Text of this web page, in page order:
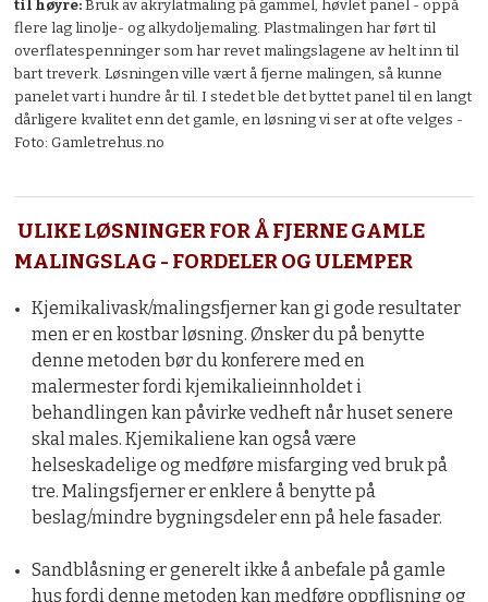
til høyre:Bruk av akrylatmaling på gammel, høvlet panel - oppå
flere lag linolje- og alkydoljemaling. Plastmalingen har ført til
overflatespenninger som har revet malingslagene av helt inn til
bart treverk. Løsningen ville vært å fjerne malingen, så kunne
panelet vart i hundre år til. I stedet ble det byttet panel til en langt
dårligere kvalitet enn det gamle, en løsning vi ser at ofte velges -
Foto: Gamletrehus.no
ULIKE LØSNINGER FOR Å FJERNE GAMLE
MALINGSLAG - FORDELER OG ULEMPER
Kjemikalivask/malingsfjerner kan gi gode resultater
men er en kostbar løsning. Ønsker du på benytte
denne metoden bør du konferere med en
malermester fordi kjemikalieinnholdet i
behandlingen kan påvirke vedheft når huset senere
skal males. Kjemikaliene kan også være
helseskadelige og medføre misfarging ved bruk på
tre. Malingsfjerner er enklere å benytte på
beslag/mindre bygningsdeler enn på hele fasader.
Sandblåsning er generelt ikke å anbefale på gamle
hus fordi denne metoden kan medføre oppflisning og